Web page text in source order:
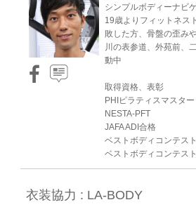
シンプルボディーナビ
19歳よりフィットネス
敗した方、骨盤の歪み
川の表参道、外苑前、
動中
取得資格、表彰
PHIピラティスマスタ
NESTA-PFT
JAFA ADI合格
ベストボディコンテス
ベストボディコンテス
衣装協力 : LA-BODY